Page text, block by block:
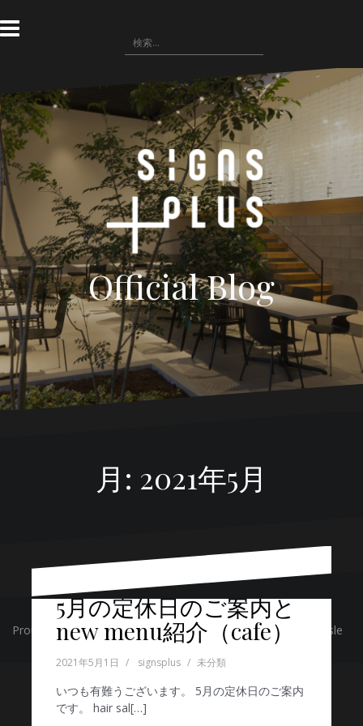
ン
テ
ス
キ
ッ
プ
検
索:
Official Blog
月: 2021年5月
5月の定休日のご案内と
new menu紹介（cafe）
2021年5月1日 signsplus 未分類
いつも有難うございます。 5月の定休日のご案内
です。 hair sal[…]
Proudly powered by WordPress|テーマ: Obliqueby Themeisle